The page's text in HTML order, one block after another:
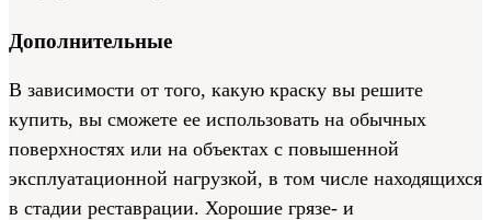
Дополнительные
В зависимости от того, какую краску вы решите
купить, вы сможете ее использовать на обычных
поверхностях или на объектах с повышенной
эксплуатационной нагрузкой, в том числе находящихся
в стадии реставрации. Хорошие грязе- и